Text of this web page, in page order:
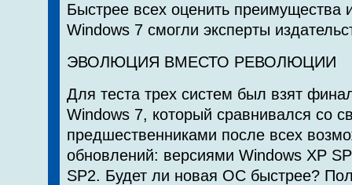
Быстрее всех оценить преимущества
Windows 7 смогли эксперты
ЭВОЛЮЦИЯ ВМЕСТО РЕВОЛЮЦИИ
Для теста трех систем был взят
Windows 7, который сравнивался со
предшественниками после всех
обновлений: версиями Windows XP
SP2. Будет ли новая ОС быстрее?